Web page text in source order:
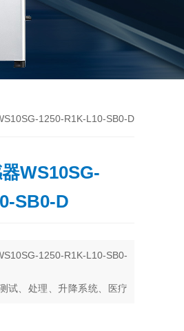
1250-R1K-L10-SB0-D
WS10SG-
SB0-D
1250-R1K-L10-SB0-
试、处理、升降系统、医疗